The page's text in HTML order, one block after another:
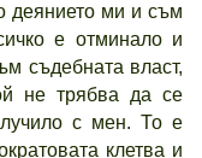
деянието ми и съм
е отминало и
съдебната власт,
не трябва да се
с мен. То е
клетва и